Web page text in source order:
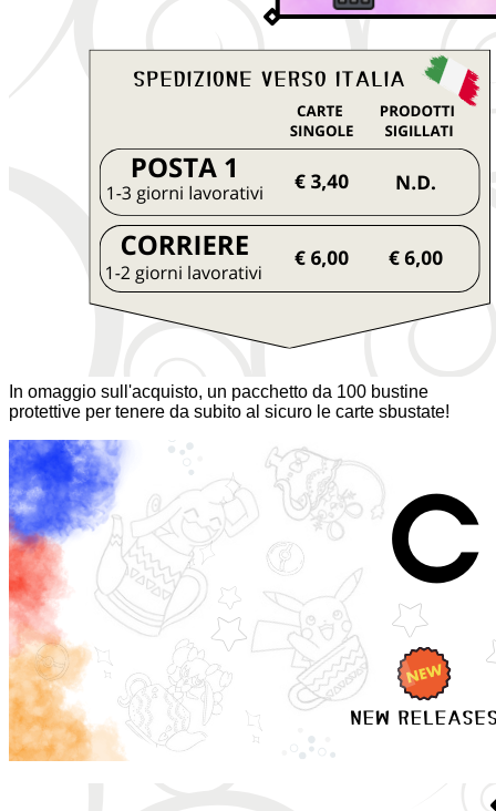
In omaggio sull'acquisto, un pacchetto da 100 bustine
protettive per tenere da subito al sicuro le carte sbustate!